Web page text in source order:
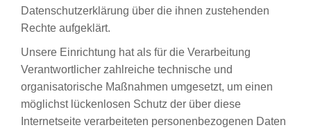
Datenschutzerklärung über die ihnen zustehenden
Rechte aufgeklärt.
Unsere Einrichtung hat als für die Verarbeitung
Verantwortlicher zahlreiche technische und
organisatorische Maßnahmen umgesetzt, um einen
möglichst lückenlosen Schutz der über diese
Internetseite verarbeiteten personenbezogenen Daten